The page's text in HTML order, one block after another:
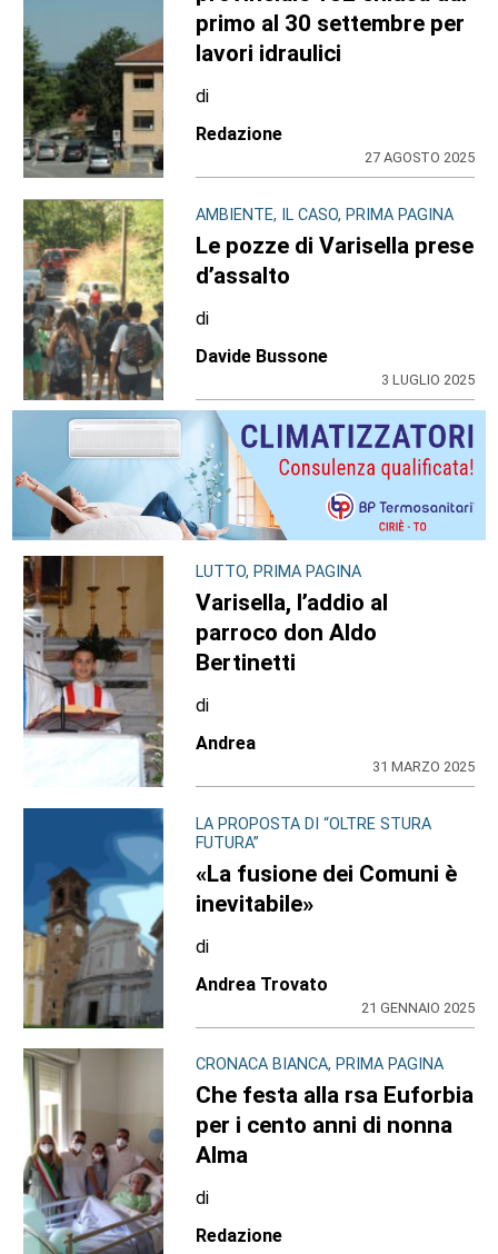
primo al 30 settembre per
lavori idraulici
di
Redazione
27 AGOSTO 2025
AMBIENTE, IL CASO, PRIMA PAGINA
Le pozze di Varisella prese
d’assalto
di
Davide Bussone
3 LUGLIO 2025
LUTTO, PRIMA PAGINA
Varisella, l’addio al
parroco don Aldo
Bertinetti
di
Andrea
31 MARZO 2025
LA PROPOSTA DI “OLTRE STURA
FUTURA”
«La fusione dei Comuni è
inevitabile»
di
Andrea Trovato
21 GENNAIO 2025
CRONACA BIANCA, PRIMA PAGINA
Che festa alla rsa Euforbia
per i cento anni di nonna
Alma
di
Redazione